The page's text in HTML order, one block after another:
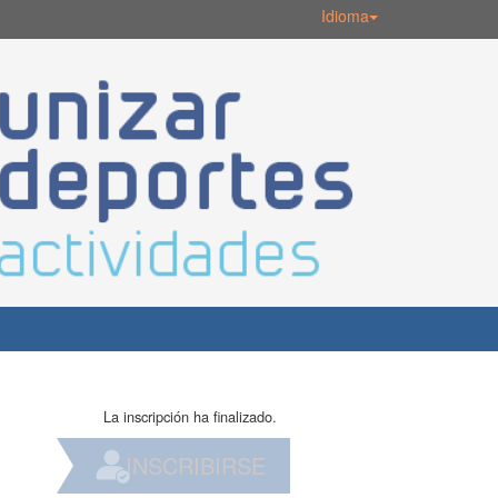
Idioma
La inscripción ha finalizado.
INSCRIBIRSE